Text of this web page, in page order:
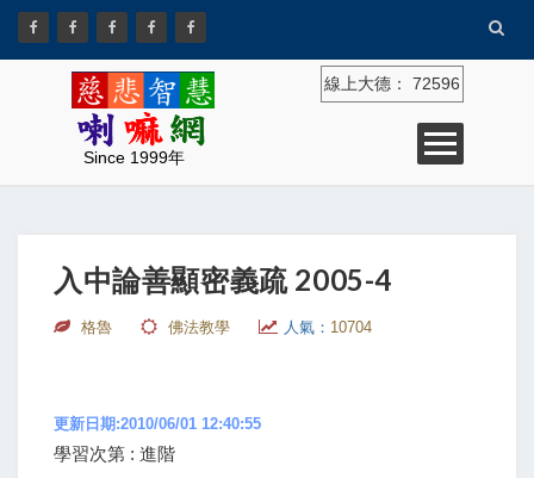
Since 1999年
線上大德： 72596
入中論善顯密義疏 2005-4
格魯 佛法教學 人氣： 10704
更新日期:2010/06/01 12:40:55
學習次第 : 進階